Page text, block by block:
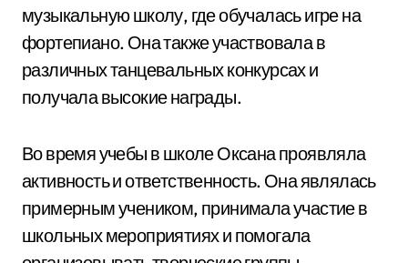
музыкальную школу, где обучалась игре на
фортепиано. Она также участвовала в
различных танцевальных конкурсах и
получала высокие награды.
Во время учебы в школе Оксана проявляла
активность и ответственность. Она являлась
примерным учеником, принимала участие в
школьных мероприятиях и помогала